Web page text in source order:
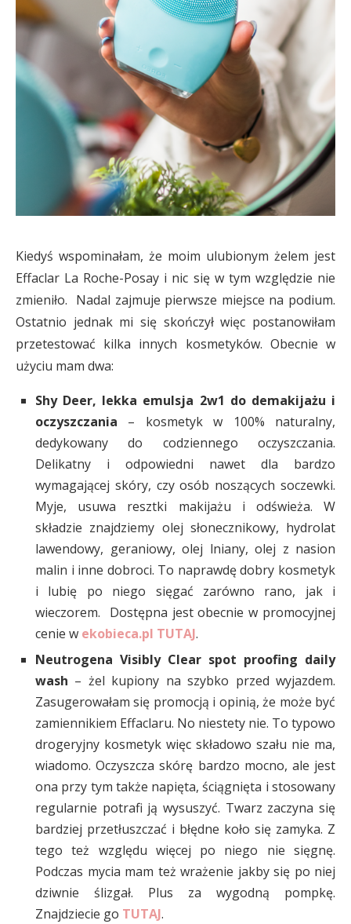
Kiedyś wspominałam, że moim ulubionym żelem jest
Effaclar La Roche-Posay i nic się w tym względzie nie
zmieniło. Nadal zajmuje pierwsze miejsce na podium.
Ostatnio jednak mi się skończył więc postanowiłam
przetestować kilka innych kosmetyków. Obecnie w
użyciu mam dwa:
Shy Deer, lekka emulsja 2w1 do demakijażu i
oczyszczania – kosmetyk w 100% naturalny,
dedykowany do codziennego oczyszczania.
Delikatny i odpowiedni nawet dla bardzo
wymagającej skóry, czy osób noszących soczewki.
Myje, usuwa resztki makijażu i odświeża. W
składzie znajdziemy olej słonecznikowy, hydrolat
lawendowy, geraniowy, olej lniany, olej z nasion
malin i inne dobroci. To naprawdę dobry kosmetyk
i lubię po niego sięgać zarówno rano, jak i
wieczorem. Dostępna jest obecnie w promocyjnej
cenie w ekobieca.pl TUTAJ.
Neutrogena Visibly Clear spot proofing daily
wash – żel kupiony na szybko przed wyjazdem.
Zasugerowałam się promocją i opinią, że może być
zamiennikiem Effaclaru. No niestety nie. To typowo
drogeryjny kosmetyk więc składowo szału nie ma,
wiadomo. Oczyszcza skórę bardzo mocno, ale jest
ona przy tym także napięta, ściągnięta i stosowany
regularnie potrafi ją wysuszyć. Twarz zaczyna się
bardziej przetłuszczać i błędne koło się zamyka. Z
tego też względu więcej po niego nie sięgnę.
Podczas mycia mam też wrażenie jakby się po niej
dziwnie ślizgał. Plus za wygodną pompkę.
Znajdziecie go TUTAJ.